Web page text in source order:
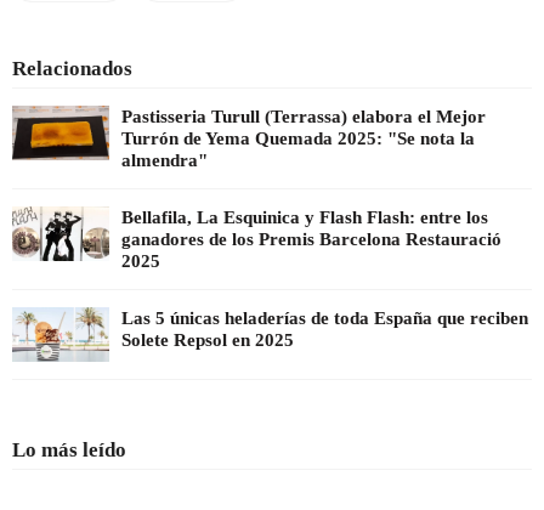
Relacionados
Pastisseria Turull (Terrassa) elabora el Mejor
Turrón de Yema Quemada 2025: "Se nota la
almendra"
Bellafila, La Esquinica y Flash Flash: entre los
ganadores de los Premis Barcelona Restauració
2025
Las 5 únicas heladerías de toda España que reciben
Solete Repsol en 2025
Lo más leído